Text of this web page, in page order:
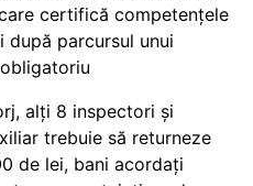
certifică competențele
după parcursul unui
alți 8 inspectori și
trebuie să returneze
de lei, bani acordați